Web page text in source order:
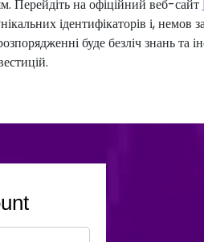
Перейдіть на офіційний веб-сайт
ідентифікаторів і,
буде безліч знань та